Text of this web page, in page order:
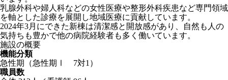
乳腺外科や婦人科などの女性医療や整形外科疾患など専門領域
を軸とした診療を展開し地域医療に貢献しています。
2024年3月にできた新棟は清潔感と開放感があり、自然も人の
気持ちも豊かで他の病院経験者も多く働いています。
施設の概要
機能分類
急性期（急性期Ⅰ 7対1）
職員数